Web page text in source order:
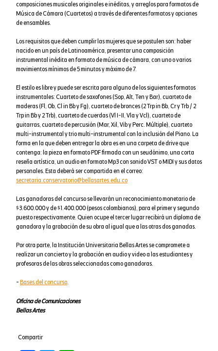
composiciones musicales originales e inéditas, y arreglos para formatos de
Música de Cámara (Cuartetos) a través de diferentes formatos y opciones
de ensambles.
Los requisitos que deben cumplir las mujeres que se postulen son: haber
nacido en un país de Latinoamérica, presentar una composición
instrumental inédita en formato de música de cámara, con uno o varios
movimientos mínimos de 5 minutos y máximo de 7.
El estilo es libre y puede ser escrita para alguno de los siguientes formatos
instrumentales: Cuarteto de saxofones (Sop, Alt, Ten y Bar), cuarteto de
maderas (Fl, Ob, Cl in Bb y Fg), cuarteto de bronces (2 Trp in Bb, Cr y Trb / 2
Trp in Bb y 2 Trb), cuarteto de cuerdas (Vl I-II, Vla y Vcl), cuarteto de
guitarras, cuarteto de percusión (Mar, Xil, Vib y Perc. Múltiple), cuarteto
multi-instrumental y trio multi-instrumental con la inclusión del Piano. La
forma en la que deben entregar la obra es en una carpeta de drive que
contenga: la pieza en formato PDF firmada con un seudónimo, una corta
reseña artística, un audio en formato Mp3 con sonido VST o MIDI y sus datos
personales. Esta deberá ser compartida en el correo:
secretaria.conservatorio@bellasartes.edu.co
Las ganadoras del concurso se llevarán un reconocimiento monetario de
$3.600.000 y de $1.400.000 (pesos colombianos), para el primer y segundo
puesto respectivamente. Quien ocupe el tercer lugar recibirá un diploma de
ganadora y la grabación de su obra al igual que a las otras dos ganadas.
Por otra parte, la Institución Universitaria Bellas Artes se compromete a
realizar un concierto y la grabación en audio y video a las estudiantes y
profesoras de las obras seleccionadas como ganadoras.
-Bases del concurso.
Oficina de Comunicaciones
Bellas Artes
Compartir